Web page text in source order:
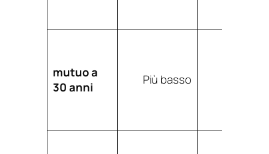
mutuo a
30 anni
Più basso